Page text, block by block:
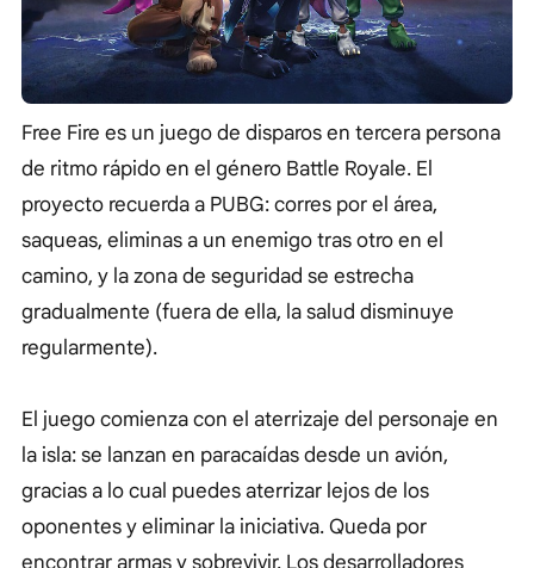
Free Fire es un juego de disparos en tercera persona
de ritmo rápido en el género Battle Royale. El
proyecto recuerda a PUBG: corres por el área,
saqueas, eliminas a un enemigo tras otro en el
camino, y la zona de seguridad se estrecha
gradualmente (fuera de ella, la salud disminuye
regularmente).
El juego comienza con el aterrizaje del personaje en
la isla: se lanzan en paracaídas desde un avión,
gracias a lo cual puedes aterrizar lejos de los
oponentes y eliminar la iniciativa. Queda por
encontrar armas y sobrevivir. Los desarrolladores